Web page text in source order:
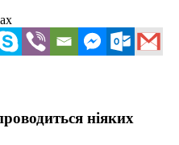
ніяких